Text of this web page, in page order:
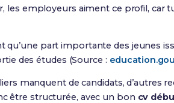
les employeurs aiment ce profil, car
part importante des jeunes
des études (Source :
manquent de candidats, d’autres
être structurée, avec un bon cv